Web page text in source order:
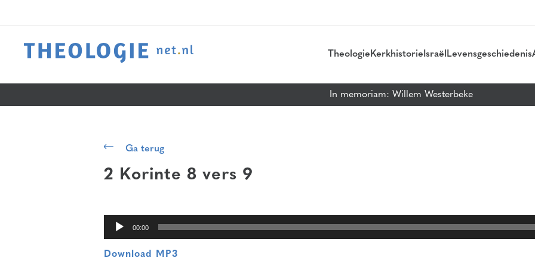
Theologie Kerkhistorie Israël Levensgeschiedenis
In memoriam: Willem Westerbeke
Ga terug
2 Korinte 8 vers 9
00:00
Download MP3